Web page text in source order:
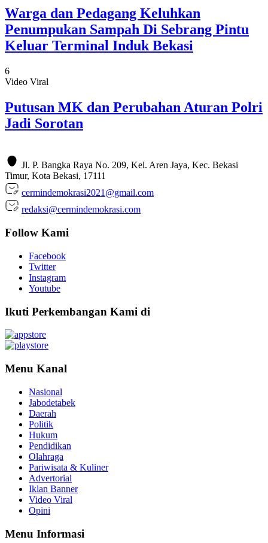
Warga dan Pedagang Keluhkan
Penumpukan Sampah Di Sebrang Pintu
Keluar Terminal Induk Bekasi
6
Video Viral
Putusan MK dan Perubahan Aturan Polri
Jadi Sorotan
Jl. P. Bangka Raya No. 209, Kel. Aren Jaya, Kec. Bekasi
Timur, Kota Bekasi, 17111
cermindemokrasi2021@gmail.com
redaksi@cermindemokrasi.com
Follow Kami
Facebook
Twitter
Instagram
Youtube
Ikuti Perkembangan Kami di
Menu Kanal
Nasional
Jabodetabek
Daerah
Politik
Hukum
Pendidikan
Olahraga
Pariwisata & Kuliner
Advertorial
Iklan Banner
Video Viral
Opini
Menu Informasi